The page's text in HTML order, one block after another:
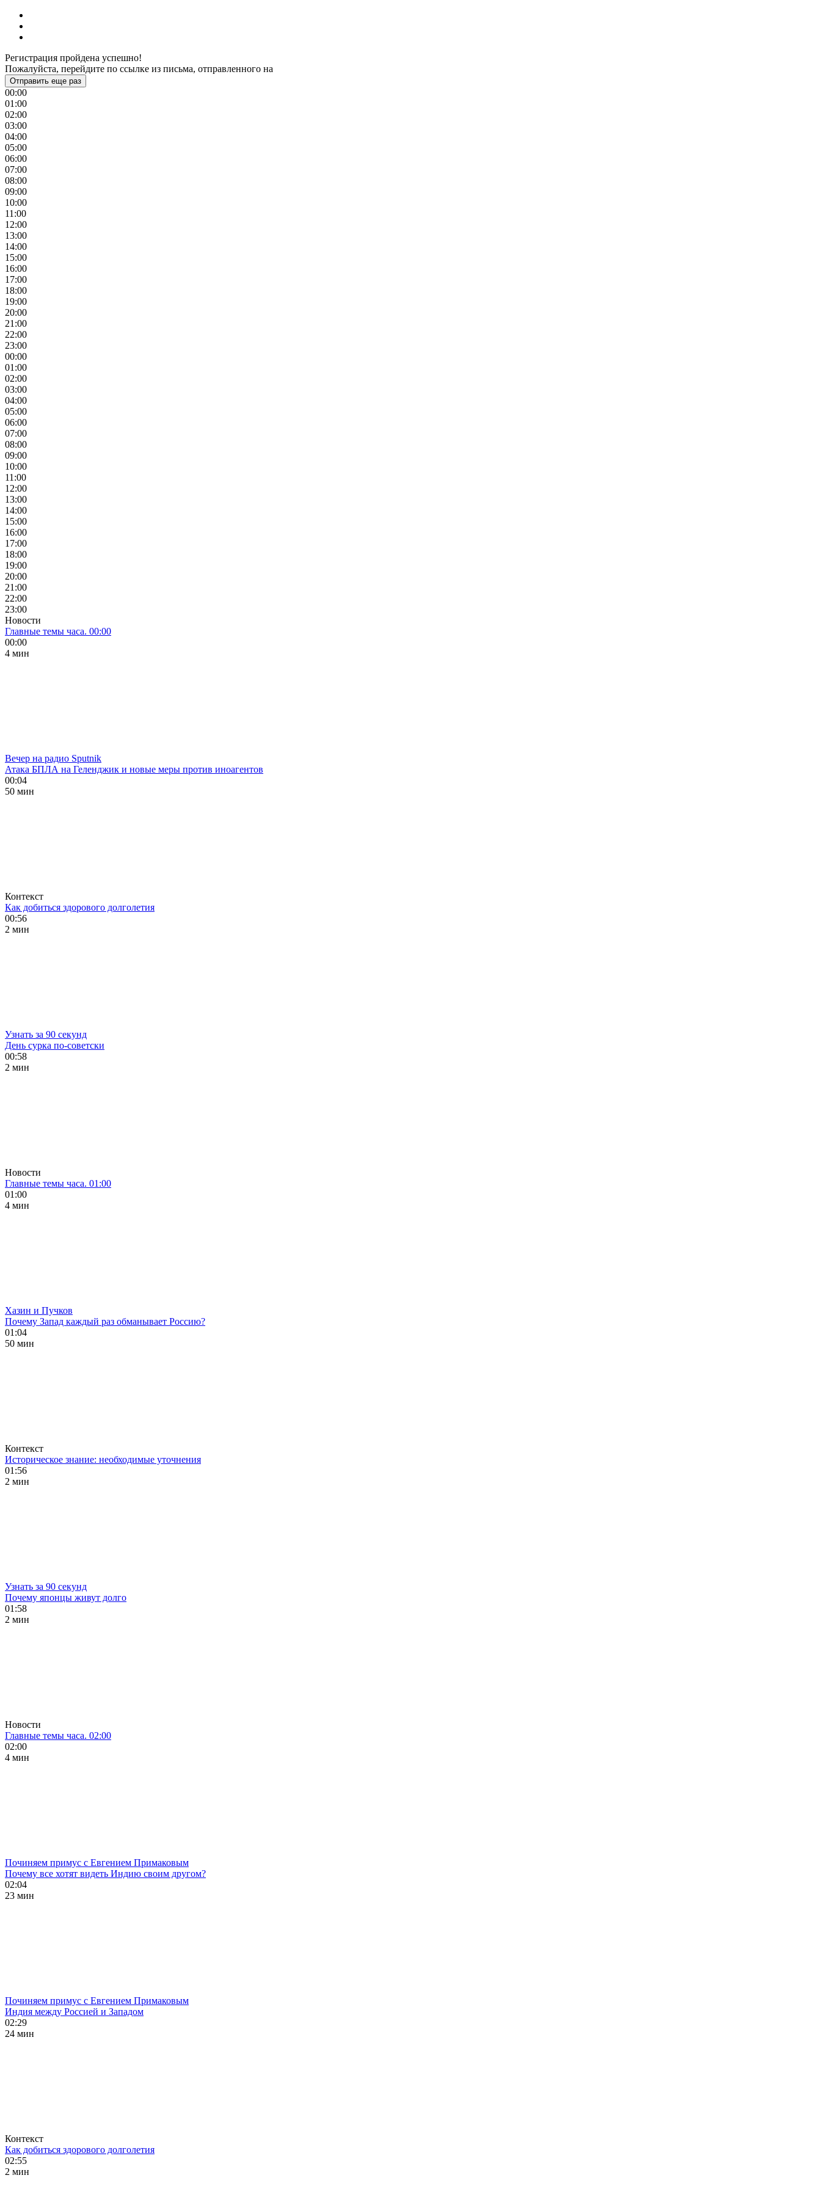
Регистрация пройдена успешно!
Пожалуйста, перейдите по ссылке из письма, отправленного на
Отправить еще раз
00:00
01:00
02:00
03:00
04:00
05:00
06:00
07:00
08:00
09:00
10:00
11:00
12:00
13:00
14:00
15:00
16:00
17:00
18:00
19:00
20:00
21:00
22:00
23:00
00:00
01:00
02:00
03:00
04:00
05:00
06:00
07:00
08:00
09:00
10:00
11:00
12:00
13:00
14:00
15:00
16:00
17:00
18:00
19:00
20:00
21:00
22:00
23:00
Новости
Главные темы часа. 00:00
00:00
4 мин
Вечер на радио Sputnik
Атака БПЛА на Геленджик и новые меры против иноагентов
00:04
50 мин
Контекст
Как добиться здорового долголетия
00:56
2 мин
Узнать за 90 секунд
День сурка по-советски
00:58
2 мин
Новости
Главные темы часа. 01:00
01:00
4 мин
Хазин и Пучков
Почему Запад каждый раз обманывает Россию?
01:04
50 мин
Контекст
Историческое знание: необходимые уточнения
01:56
2 мин
Узнать за 90 секунд
Почему японцы живут долго
01:58
2 мин
Новости
Главные темы часа. 02:00
02:00
4 мин
Починяем примус с Евгением Примаковым
Почему все хотят видеть Индию своим другом?
02:04
23 мин
Починяем примус с Евгением Примаковым
Индия между Россией и Западом
02:29
24 мин
Контекст
Как добиться здорового долголетия
02:55
2 мин